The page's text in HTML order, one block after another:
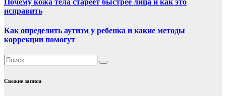
исправить
Как определить аутизм у ребенка и какие методы
коррекции помогут
Свежие записи